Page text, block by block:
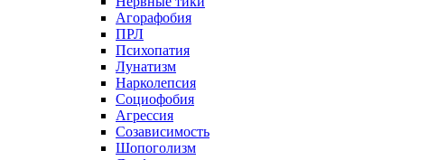
Агорафобия
ПРЛ
Психопатия
Лунатизм
Нарколепсия
Социофобия
Агрессия
Созависимость
Шопоголизм